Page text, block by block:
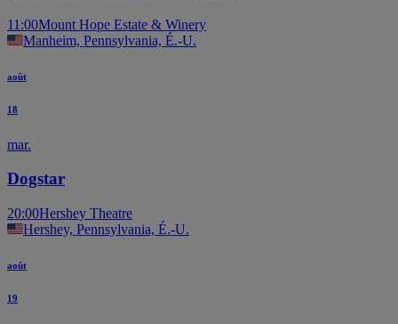
11:00Mount Hope Estate & Winery
Manheim, Pennsylvania, É.-U.
août
18
mar.
Dogstar
20:00Hershey Theatre
Hershey, Pennsylvania, É.-U.
août
19